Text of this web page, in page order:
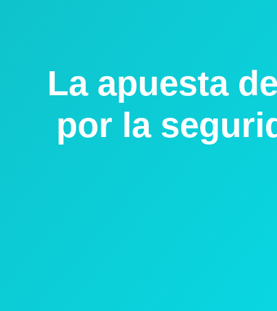
La apuesta
por la